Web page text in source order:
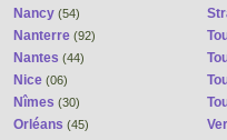
Nancy (54)
Nanterre (92)
Nantes (44)
Nice (06)
Nîmes (30)
Orléans (45)